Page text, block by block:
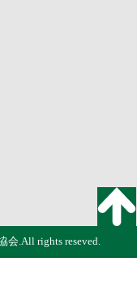
.All rights reseved.